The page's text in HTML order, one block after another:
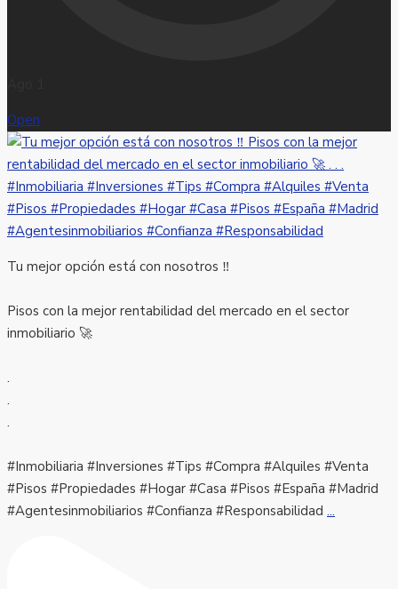
Open
Tu mejor opción está con nosotros ‼️
Pisos con la mejor rentabilidad del mercado en el sector
inmobiliario 🚀
.
.
.
#Inmobiliaria #Inversiones #Tips #Compra #Alquiles #Venta
#Pisos #Propiedades #Hogar #Casa #Pisos #España #Madrid
#Agentesinmobiliarios #Confianza #Responsabilidad ...